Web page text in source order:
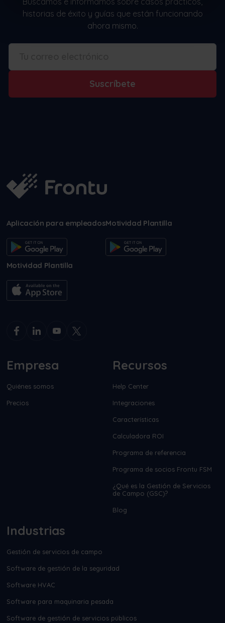
historias de éxito y guías que están funcionando
ahora mismo.
Suscríbete
Aplicación para empleadosMotividad Plantilla
Motividad Plantilla
Empresa
Quiénes somos
Precios
Recursos
Help Center
Integraciones
Características
Calculadora ROI
Programa de referencia
Programa de socios Frontu FSM
¿Qué es la Gestión de Servicios
de Campo (GSC)?
Blog
Industrias
Gestión de servicios de campo
Software de gestión de la seguridad
Software HVAC
Software para maquinaria pesada
Software de gestión de servicios públicos